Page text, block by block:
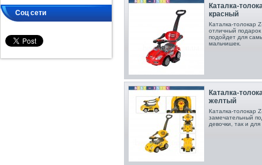
Соц сети
Каталка-
красный
Каталка-толокар
отличный
подойдет для
мальчишек.
Каталка-
желтый
Каталка-толокар
замечательный
девочки, так и